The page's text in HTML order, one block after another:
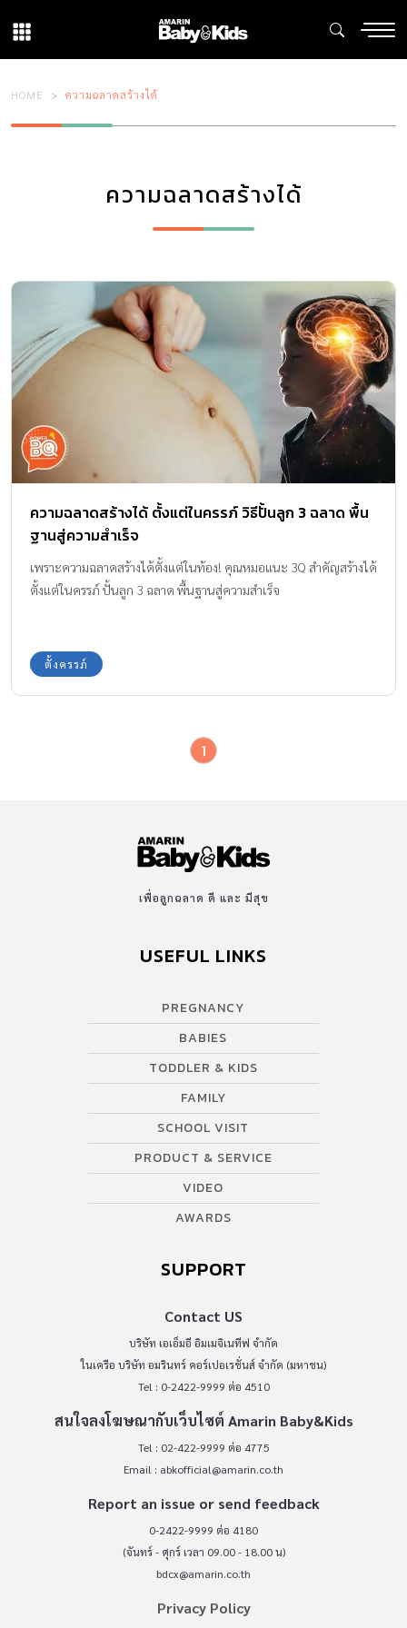
HOME ความฉลาดสร้างได้
ความฉลาดสร้างได้
ความฉลาดสร้างได้ ตั้งแต่ในครรภ์ วิธีปั้นลูก 3 ฉลาด พื้น
ฐานสู่ความสำเร็จ
เพราะความฉลาดสร้างได้ตั้งแต่ในท้อง! คุณหมอแนะ 3Q สำคัญสร้างได้
ตั้งแต่ในครรภ์ ปั้นลูก 3 ฉลาด พื้นฐานสู่ความสำเร็จ
ตั้งครรภ์
1
เพื่อลูกฉลาด ดี และ มีสุข
USEFUL LINKS
PREGNANCY
BABIES
TODDLER & KIDS
FAMILY
SCHOOL VISIT
PRODUCT & SERVICE
VIDEO
AWARDS
SUPPORT
Contact US
บริษัท เอเอ็มอี อิมเมจิเนทีฟ จำกัด
ในเครือ บริษัท อมรินทร์ คอร์เปอเรชั่นส์ จำกัด (มหาชน)
Tel : 0-2422-9999 ต่อ 4510
สนใจลงโฆษณากับเว็บไซต์ Amarin Baby&Kids
Tel : 02-422-9999 ต่อ 4775
Email : abkofficial@amarin.co.th
Report an issue or send feedback
0-2422-9999 ต่อ 4180
(จันทร์ - ศุกร์ เวลา 09.00 - 18.00 น)
bdcx@amarin.co.th
Privacy Policy